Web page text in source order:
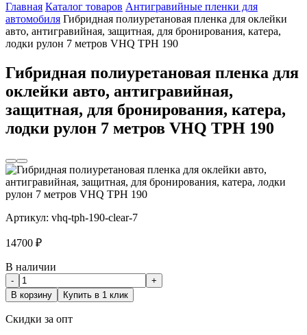
Главная Каталог товаров Антигравийные пленки для
автомобиля Гибридная полиуретановая пленка для оклейки
авто, антигравийная, защитная, для бронирования, катера,
лодки рулон 7 метров VHQ TPH 190
Гибридная полиуретановая пленка для
оклейки авто, антигравийная,
защитная, для бронирования, катера,
лодки рулон 7 метров VHQ TPH 190
Артикул: vhq-tph-190-clear-7
14700 ₽
В наличии
-
+
В корзину
Купить в 1 клик
Скидки за опт